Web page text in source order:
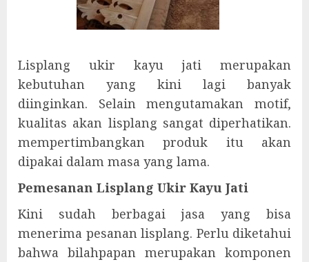
Lisplang ukir kayu jati merupakan
kebutuhan yang kini lagi banyak
diinginkan. Selain mengutamakan motif,
kualitas akan lisplang sangat diperhatikan.
mempertimbangkan produk itu akan
dipakai dalam masa yang lama.
Pemesanan Lisplang Ukir Kayu Jati
Kini sudah berbagai jasa yang bisa
menerima pesanan lisplang. Perlu diketahui
bahwa bilahpapan merupakan komponen